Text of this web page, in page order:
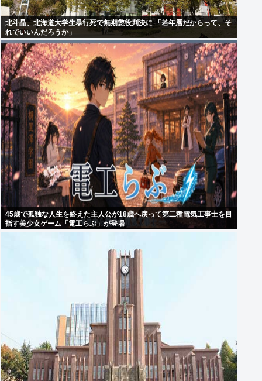
北斗晶、北海道大学生暴行死で無期懲役判決に 「若年層だからって、そ
れでいいんだろうか」
45歳で孤独な人生を終えた主人公が18歳へ戻って第二種電気工事士を目
指す美少女ゲーム「電工らぶ」が登場